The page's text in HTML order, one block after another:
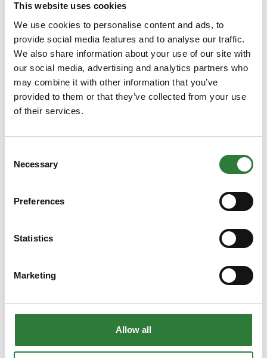
This website uses cookies
We use cookies to personalise content and ads, to
provide social media features and to analyse our traffic.
We also share information about your use of our site with
our social media, advertising and analytics partners who
may combine it with other information that you’ve
provided to them or that they’ve collected from your use
of their services.
Selection
Necessary
Preferences
Statistics
Marketing
Allow all
KSM Maskinservice / KSM Trading
Bomford Turner ltd (rabat- hegnsklippere, skråningsklippere,
OSA (Nedbrydningsudstyr)
Se profil